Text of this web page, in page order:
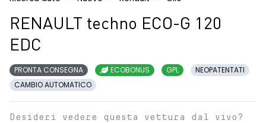
RENAULT techno ECO-G 120
EDC
PRONTA CONSEGNA ECOBONUS GPL
NEOPATENTATI
CAMBIO AUTOMATICO
Desideri vedere questa vettura dal vivo?